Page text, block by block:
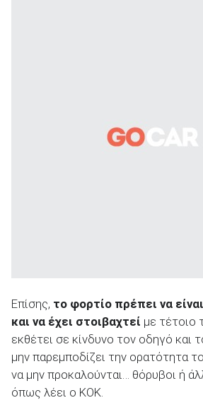
Επίσης, το φορτίο πρέπει να
και να έχει στοιβαχτεί με τέτοιο
εκθέτει σε κίνδυνο τον οδηγό και
μην παρεμποδίζει την ορατότητα
να μην προκαλούνται… θόρυβοι ή
όπως λέει ο ΚΟΚ.